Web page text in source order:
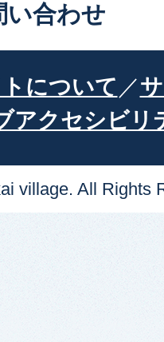
い合わせ
について
アクセシビリ
village. All Rights